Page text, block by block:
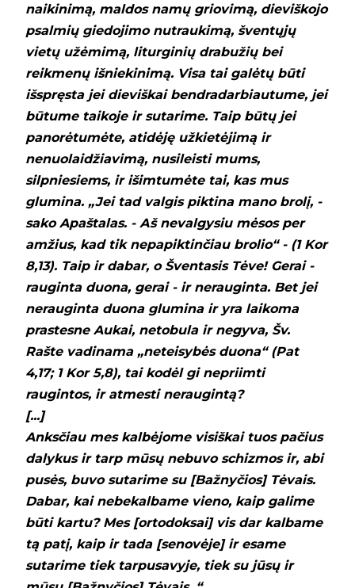
naikinimą, maldos namų griovimą, dieviškojo
psalmių giedojimo nutraukimą, šventųjų
vietų užėmimą, liturginių drabužių bei
reikmenų išniekinimą. Visa tai galėtų būti
išspręsta jei dieviškai bendradarbiautume, jei
būtume taikoje ir sutarime. Taip būtų jei
panorėtumėte, atidėję užkietėjimą ir
nenuolaidžiavimą, nusileisti mums,
silpniesiems, ir išimtumėte tai, kas mus
glumina. „Jei tad valgis piktina mano brolį, -
sako Apaštalas. - Аš nevalgysiu mėsos per
amžius, kad tik nepapiktinčiau brolio“ - (1 Kor
8,13). Taip ir dabar, o Šventasis Tėve! Gerai -
rauginta duona, gerai - ir nerauginta. Bet jei
nerauginta duona glumina ir yra laikoma
prastesne Aukai, netobula ir negyva, Šv.
Rašte vadinama „neteisybės duona“ (Pat
4,17; 1 Kor 5,8), tai kodėl gi nepriimti
raugintos, ir atmesti neraugintą?
[...]
Anksčiau mes kalbėjome visiškai tuos pačius
dalykus ir tarp mūsų nebuvo schizmos ir, abi
pusės, buvo sutarime su [Bažnyčios] Tėvais.
Dabar, kai nebekalbame vieno, kaip galime
būti kartu? Mes [ortodoksai] vis dar kalbame
tą patį, kaip ir tada [senovėje] ir esame
sutarime tiek tarpusavyje, tiek su jūsų ir